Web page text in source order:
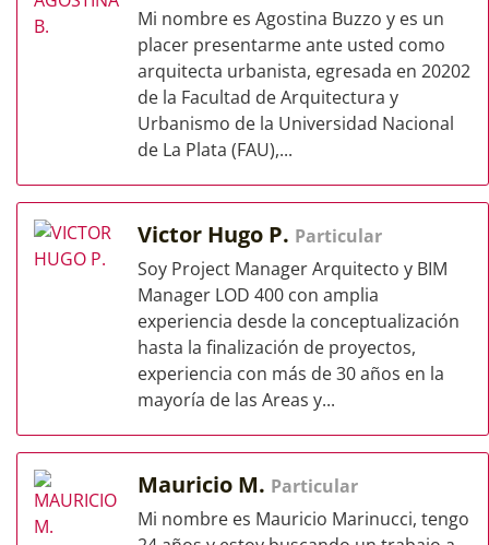
Mi nombre es Agostina Buzzo y es un
placer presentarme ante usted como
arquitecta urbanista, egresada en 20202
de la Facultad de Arquitectura y
Urbanismo de la Universidad Nacional
de La Plata (FAU),...
Victor Hugo P. Particular
Soy Project Manager Arquitecto y BIM
Manager LOD 400 con amplia
experiencia desde la conceptualización
hasta la finalización de proyectos,
experiencia con más de 30 años en la
mayoría de las Areas y...
Mauricio M. Particular
Mi nombre es Mauricio Marinucci, tengo